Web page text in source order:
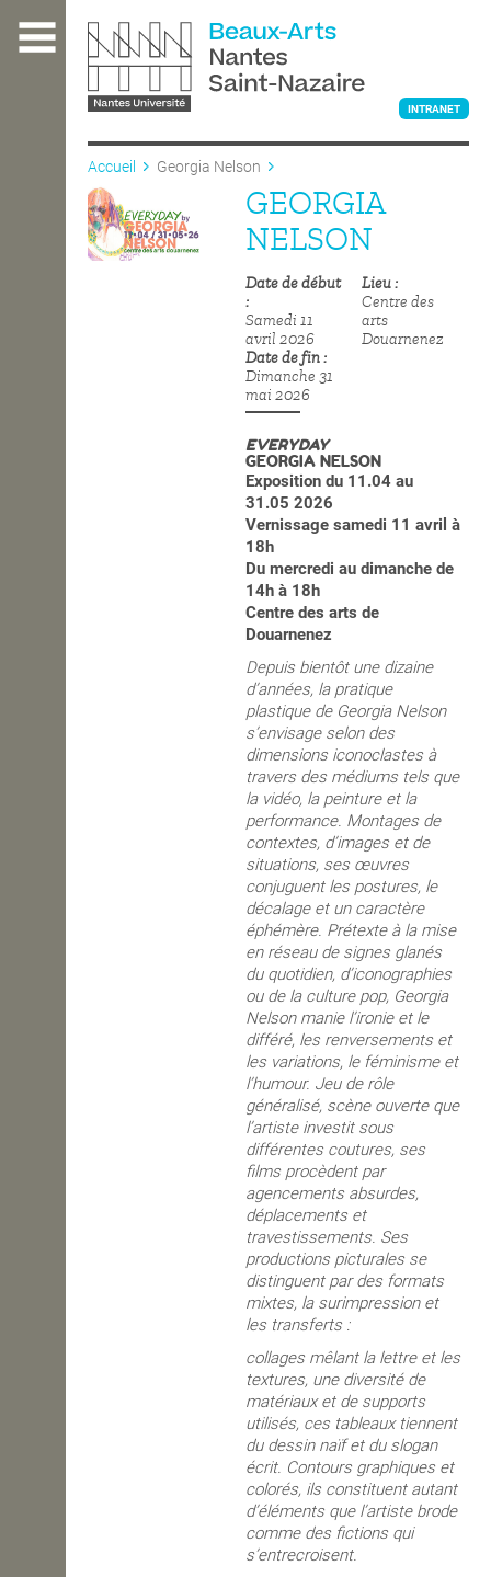
contenu
L'ÉCOLE
INTRANET
Accueil Georgia Nelson
GEORGIA
NELSON
Date de début
Samedi 11
avril 2026
Date de fin
Dimanche 31
mai 2026
Lieu
Centre des
arts
Douarnenez
EVERYDAY
GEORGIA NELSON
Exposition du 11.04 au
31.05 2026
Vernissage samedi 11 avril à
18h
Du mercredi au dimanche de
14h à 18h
Centre des arts de
Douarnenez
Depuis bientôt une dizaine
d’années, la pratique
plastique de Georgia Nelson
s’envisage selon des
dimensions iconoclastes à
travers des médiums tels que
la vidéo, la peinture et la
performance. Montages de
contextes, d’images et de
situations, ses œuvres
conjuguent les postures, le
décalage et un caractère
éphémère. Prétexte à la mise
en réseau de signes glanés
du quotidien, d’iconographies
ou de la culture pop, Georgia
Nelson manie l’ironie et le
différé, les renversements et
les variations, le féminisme et
l’humour. Jeu de rôle
généralisé, scène ouverte que
l’artiste investit sous
différentes coutures, ses
films procèdent par
agencements absurdes,
déplacements et
travestissements. Ses
productions picturales se
distinguent par des formats
mixtes, la surimpression et
les transferts :
collages mêlant la lettre et les
textures, une diversité de
matériaux et de supports
utilisés, ces tableaux tiennent
du dessin naïf et du slogan
écrit. Contours graphiques et
colorés, ils constituent autant
d’éléments que l’artiste brode
comme des fictions qui
s’entrecroisent.